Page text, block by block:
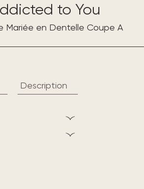
to You
Mariée en Dentelle Coupe A
Description